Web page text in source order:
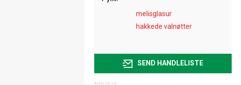
melisglasur
hakkede valnøtter
SEND HANDLELISTE